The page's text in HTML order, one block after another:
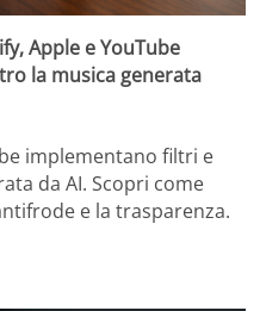
Apple e YouTube
la musica generata
implementano filtri e
da AI. Scopri come
e la trasparenza.